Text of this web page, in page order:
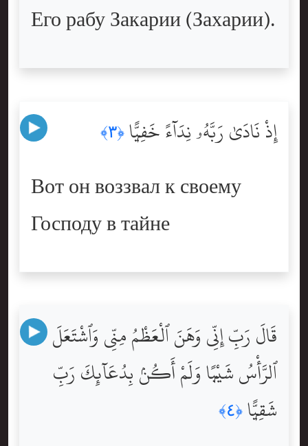
Его рабу Закарии (Захарии).
إِذْ نَادَىٰ رَبَّهُۥ نِدَآءً خَفِيًّۭا ﴿٣﴾
Вот он воззвал к своему
Господу в тайне
قَالَ رَبِّ إِنِّى وَهَنَ ٱلْعَظْمُ مِنِّى وَٱشْتَعَلَ
ٱلرَّأْسُ شَيْبًۭا وَلَمْ أَكُنۢ بِدُعَآئِكَ رَبِّ
شَقِيًّۭا ﴿٤﴾